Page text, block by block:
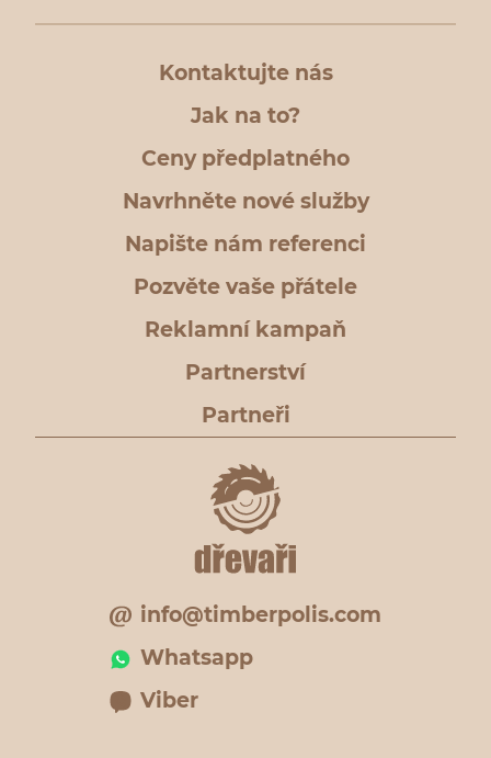
Kontaktujte nás
Jak na to?
Ceny předplatného
Navrhněte nové služby
Napište nám referenci
Pozvěte vaše přátele
Reklamní kampaň
Partnerství
Partneři
info@timberpolis.com
Whatsapp
Viber